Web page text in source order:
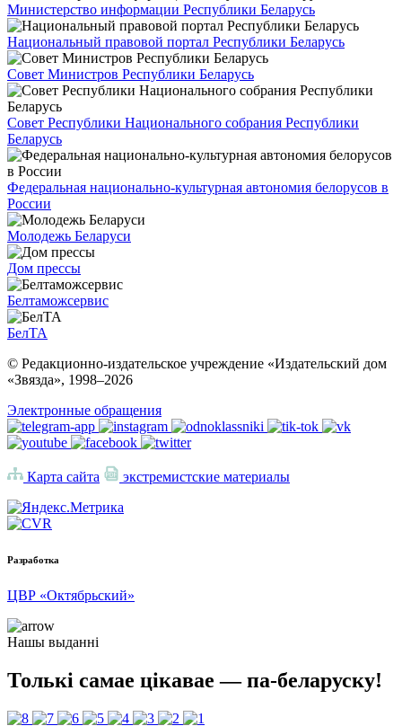
Министерство информации Республики Беларусь
Национальный правовой портал Республики Беларусь
Совет Министров Республики Беларусь
Совет Республики Национального собрания Республики
Беларусь
Федеральная национально-культурная автономия белорусов в
России
Молодежь Беларуси
Дом прессы
Белтаможсервис
БелТА
© Редакционно-издательское учреждение «Издательский дом
«Звязда», 1998–2026
Электронные обращения
Карта сайта экстремистские материалы
Разработка
ЦВР «Октябрьский»
Нашы выданні
Толькі самае цікавае — па-беларуску!